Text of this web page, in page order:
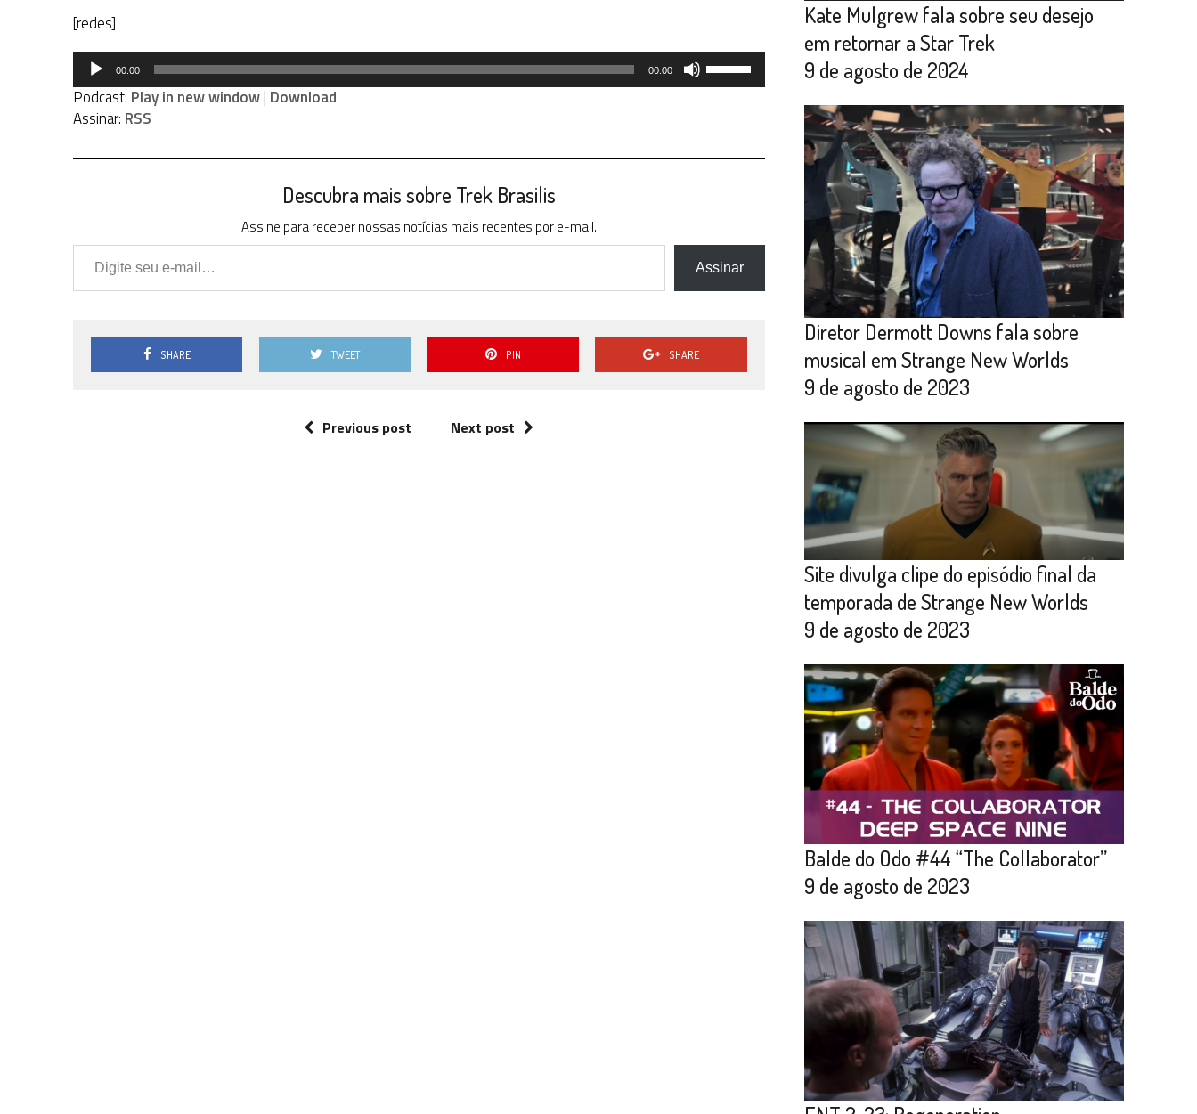
[redes]
Tocador
áudio
00:00 00:00
ou
aumentar
ou
Podcast: Play in new window| Download
Assinar: RSS
Descubra mais sobre Trek Brasilis
Assine para receber nossas notícias mais recentes por e-mail.
Digite seu e-mail…
Assinar
SHARE TWEET PIN SHARE
Previous post Next post
Kate Mulgrew fala sobre seu desejo
em retornar a Star Trek
9 de agosto de 2024
Diretor Dermott Downs fala sobre
musical em Strange New Worlds
9 de agosto de 2023
Site divulga clipe do episódio final da
temporada de Strange New Worlds
9 de agosto de 2023
Balde do Odo #44 “The Collaborator”
9 de agosto de 2023